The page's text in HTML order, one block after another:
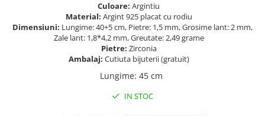
Culoare: Argintiu
Material: Argint 925 placat cu rodiu
Dimensiuni: Lungime: 40+5 cm, Pietre: 1,5 mm, Grosime lant: 2 mm,
Zale lant: 1,8*4,2 mm, Greutate: 2,49 grame
Pietre: Zirconia
Ambalaj: Cutiuta bijuterii (gratuit)
Lungime: 45 cm
IN STOC